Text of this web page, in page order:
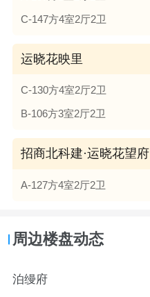
C-147方4室2厅2卫
运晓花映里
C-130方4室2厅2卫
B-106方3室2厅2卫
招商北科建·运晓花望府
A-127方4室2厅2卫
周边楼盘动态
泊缦府